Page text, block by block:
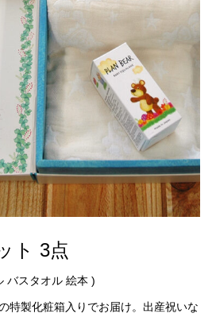
ト 3点
バスタオル 絵本 )
特製化粧箱入りでお届け。出産祝いな